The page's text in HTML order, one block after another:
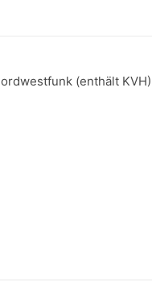
(enthält KVH)